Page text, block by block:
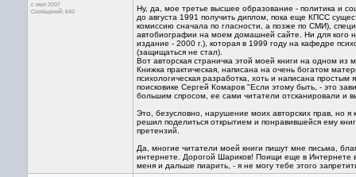
с июл 2007
Сообщений: 640
Ну, да, мое третье высшее образование - политика и
до августа 1991 получить диплом, пока еще КПСС
комиссию сначала по гласности, а позже по СМИ),
автобиографии на моем домашней сайте. Ни для кого
издание - 2000 г.), которая в 1999 году на кафедре
(защищаться не стал).
Вот авторская страничка этой моей книги на одном из
Книжка практическая, написана на очень богатом
психологическая разработка, хоть и написана
поисковике Сергей Комаров "Если этому быть, - это
большим спросом, ее сами читатели отсканировали и
Это, безусловно, нарушение моих авторских прав, но
решил поделиться открытием и понравившейся ему
претензий.
Да, многие читатели моей книги пишут мне письма,
интернете. Дорогой Шариков! Поищи еще в Интернете
меня и дальше пиарить, - я не могу тебе этого